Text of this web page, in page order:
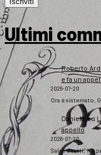
Ultimi
Roberto
e fa un
2026-07-20
Ora è sistemato.
Daniela su
appello
2026-07-20
Salve a tutti, ho